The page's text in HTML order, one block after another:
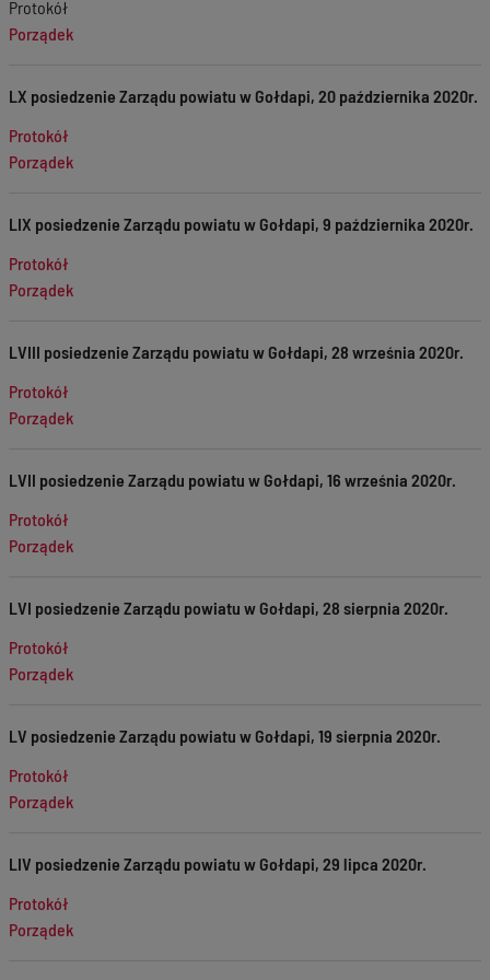
Protokół
Porządek
LX posiedzenie Zarządu powiatu w Gołdapi, 20 października 2020r.
Protokół
Porządek
LIX posiedzenie Zarządu powiatu w Gołdapi, 9 października 2020r.
Protokół
Porządek
LVIII posiedzenie Zarządu powiatu w Gołdapi, 28 września 2020r.
Protokół
Porządek
LVII posiedzenie Zarządu powiatu w Gołdapi, 16 września 2020r.
Protokół
Porządek
LVI posiedzenie Zarządu powiatu w Gołdapi, 28 sierpnia 2020r.
Protokół
Porządek
LV posiedzenie Zarządu powiatu w Gołdapi, 19 sierpnia 2020r.
Protokół
Porządek
LIV posiedzenie Zarządu powiatu w Gołdapi, 29 lipca 2020r.
Protokół
Porządek